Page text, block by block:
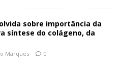
sobre importância da
síntese do colágeno, da
Marques 0